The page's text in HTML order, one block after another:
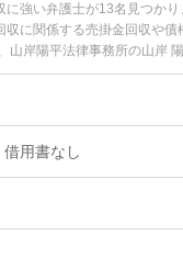
強い弁護士が13名見つか
に関係する売掛金回収や
山岸陽平法律事務所の山岸
ルを今すぐに弁護士に相
を法律相談できる富山県内
用書なし